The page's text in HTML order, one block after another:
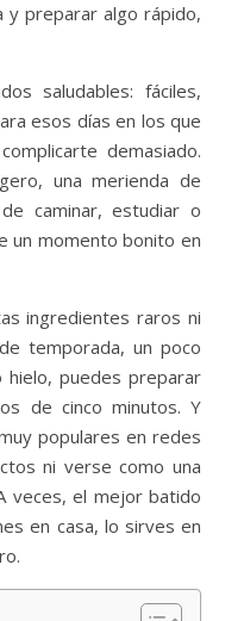
preparar algo rápido,
saludables: fáciles,
esos días en los que
demasiado.
una merienda de
caminar, estudiar o
un momento bonito en
ingredientes raros ni
temporada, un poco
hielo, puedes preparar
de cinco minutos. Y
populares en redes
ni verse como una
veces, el mejor batido
en casa, lo sirves en